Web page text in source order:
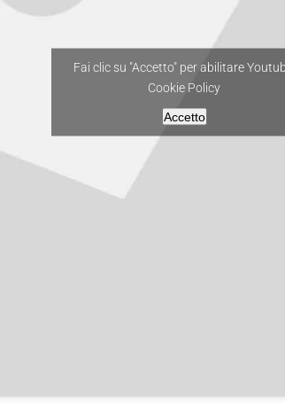
Fai clic su "Accetto" per abilitare
Cookie Policy
Accetto